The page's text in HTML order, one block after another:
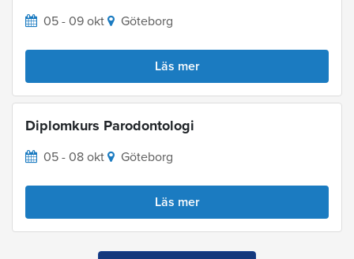
05 - 09 okt Göteborg
Läs mer
Diplomkurs Parodontologi
05 - 08 okt Göteborg
Läs mer